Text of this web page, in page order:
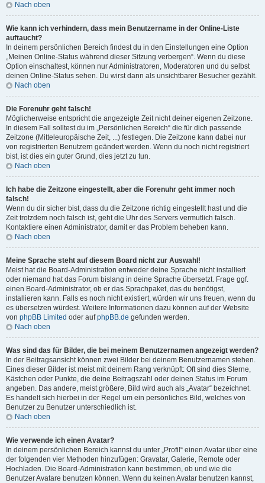
Nach oben
Wie kann ich verhindern, dass mein Benutzername in der Online-Liste
auftaucht?
In deinem persönlichen Bereich findest du in den Einstellungen eine Option
„Meinen Online-Status während dieser Sitzung verbergen“. Wenn du diese
Option einschaltest, können nur Administratoren, Moderatoren und du selbst
deinen Online-Status sehen. Du wirst dann als unsichtbarer Besucher gezählt.
Nach oben
Die Forenuhr geht falsch!
Möglicherweise entspricht die angezeigte Zeit nicht deiner eigenen Zeitzone.
In diesem Fall solltest du im „Persönlichen Bereich“ die für dich passende
Zeitzone (Mitteleuropäische Zeit, ...) festlegen. Die Zeitzone kann dabei nur
von registrierten Benutzern geändert werden. Wenn du noch nicht registriert
bist, ist dies ein guter Grund, dies jetzt zu tun.
Nach oben
Ich habe die Zeitzone eingestellt, aber die Forenuhr geht immer noch
falsch!
Wenn du dir sicher bist, dass du die Zeitzone richtig eingestellt hast und die
Zeit trotzdem noch falsch ist, geht die Uhr des Servers vermutlich falsch.
Kontaktiere einen Administrator, damit er das Problem beheben kann.
Nach oben
Meine Sprache steht auf diesem Board nicht zur Auswahl!
Meist hat die Board-Administration entweder deine Sprache nicht installiert
oder niemand hat das Forum bislang in deine Sprache übersetzt. Frage ggf.
einen Board-Administrator, ob er das Sprachpaket, das du benötigst,
installieren kann. Falls es noch nicht existiert, würden wir uns freuen, wenn du
es übersetzen würdest. Weitere Informationen dazu können auf der Website
von phpBB Limited oder aufphpBB.de gefunden werden.
Nach oben
Was sind das für Bilder, die bei meinem Benutzernamen angezeigt werden?
In der Beitragsansicht können zwei Bilder bei deinem Benutzernamen stehen.
Eines dieser Bilder ist meist mit deinem Rang verknüpft: Oft sind dies Sterne,
Kästchen oder Punkte, die deine Beitragszahl oder deinen Status im Forum
angeben. Das andere, meist größere, Bild wird auch als „Avatar“ bezeichnet.
Es handelt sich hierbei in der Regel um ein persönliches Bild, welches von
Benutzer zu Benutzer unterschiedlich ist.
Nach oben
Wie verwende ich einen Avatar?
In deinem persönlichen Bereich kannst du unter „Profil“ einen Avatar über eine
der folgenden vier Methoden hinzufügen: Gravatar, Galerie, Remote oder
Hochladen. Die Board-Administration kann bestimmen, ob und wie die
Benutzer Avatare benutzen können. Wenn du keinen Avatar benutzen kannst,